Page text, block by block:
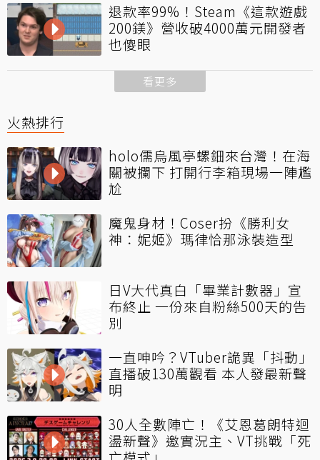
退款率99%！Steam《這款遊戲
200鎂》營收破4000萬元開發者
也傻眼
看更多
火熱排行
holo儒烏風亭螺鈿來台灣！在海
關被攔下 打開行李箱現場一陣尷
尬
魔鬼身材！Coser扮《勝利女
神：妮姬》瑪律恰那泳裝造型
日V大代真白「畢業計數器」宣
布終止 一份來自粉絲500天的告
別
一直呻吟？VTuber詭異「抖動」
直播破130萬觀看 本人發最新聲
明
30人全數陣亡！《艾恩葛朗特迴
盪新聲》邀實況主、VT挑戰「死